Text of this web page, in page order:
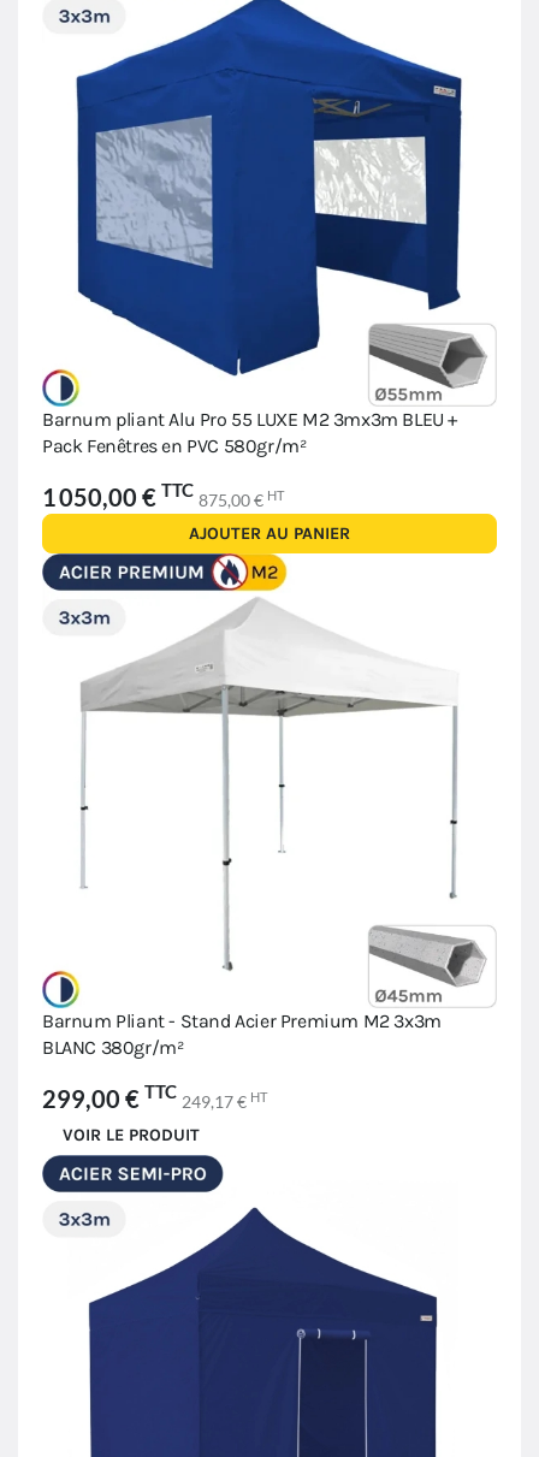
Barnum pliant Alu Pro 55 LUXE M2 3mx3m BLEU +
Pack Fenêtres en PVC 580gr/m²
1 050,00 € TTC 875,00 € HT
AJOUTER AU PANIER
Barnum Pliant - Stand Acier Premium M2 3x3m
BLANC 380gr/m²
299,00 € TTC 249,17 € HT
VOIR LE PRODUIT